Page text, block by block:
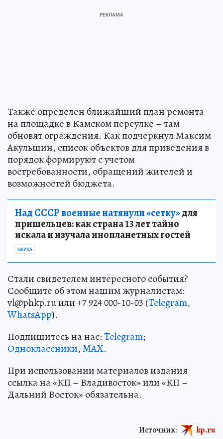
Также определен ближайший план ремонта
на площадке в Камском переулке – там
обновят ограждения. Как подчеркнул Максим
Акульшин, список объектов для приведения в
порядок формируют с учетом
востребованности, обращений жителей и
возможностей бюджета.
Над СССР военные натянули «сетку»для
пришельцев: как страна 13 лет тайно
искала и изучала инопланетных гостей
НАУКА
Стали свидетелем интересного события?
Сообщите об этом нашим журналистам:
vl@phkp.ru или +7 924 000-10-03 (Telegram,
WhatsApp).
Подпишитесь на нас:Telegram;
Одноклассники,MAX.
При использовании материалов издания
ссылка на «КП – Владивосток» или «КП –
Дальний Восток» обязательна.
Источник: kp.ru